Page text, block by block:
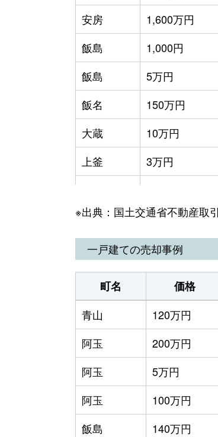
安房
1,600万円
飯島
1,000円
飯島
5万円
飯名
150万円
大蔵
10万円
上釜
3万円
上沢
10万円
上幡木
700万円
上幡木
20万円
汲上
1,000円
汲上
50万円
沢尻
200万円
白塚
80万円
台濁沢
10万円
※出典：国土交通省不動産取
一戸建ての売却事例
町名 価格
青山
120万円
阿玉
200万円
阿玉
5万円
阿玉
100万円
飯島
140万円